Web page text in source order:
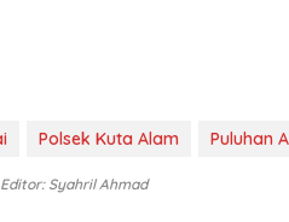
Polsek Kuta Alam Puluhan
Editor: Syahril Ahmad